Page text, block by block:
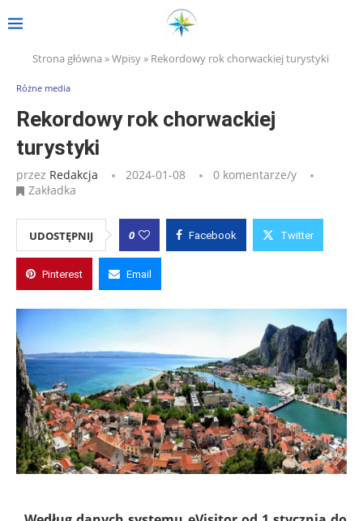
Strona główna »Wpisy» Rekordowy rok chorwackiej turystyki
Różne media
Rekordowy rok chorwackiej
turystyki
przez Redakcja 2024-01-08
0 komentarze/y
Zakładka
UDOSTĘPNIJ 0 Facebook Twitter
Pinterest Email